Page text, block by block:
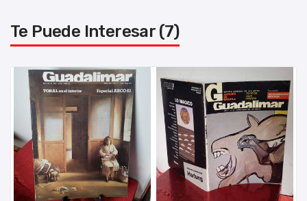
Te Puede Interesar (7)